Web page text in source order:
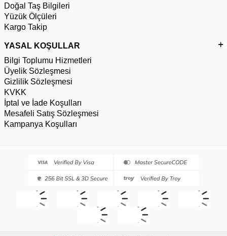
Doğal Taş Bilgileri
Yüzük Ölçüleri
Kargo Takip
YASAL KOŞULLAR
Bilgi Toplumu Hizmetleri
Üyelik Sözleşmesi
Gizlilik Sözleşmesi
KVKK
İptal ve İade Koşulları
Mesafeli Satış Sözleşmesi
Kampanya Koşulları